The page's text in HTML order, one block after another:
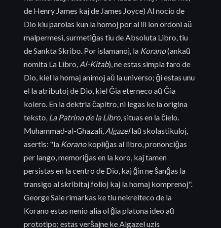
de Henry James kaj de James Joyce) Al nocio de
Dio kiu parolas kun la homoj por al ili ion ordoni aŭ
malpermesi, surmetiĝas tiu de Absoluta Libro, tiu
de Sankta Skribo. Por islamanoj, la Korano(ankaŭ
nomita La Libro, Al-Kitab), ne estas simpla faro de
Dio, kiel la homaj animoj aŭ la universo; ĝi estas unu
el la atributoj de Dio, kiel Ĝia eterneco aŭ Ĝia
kolero. En la dektria ĉapitro, ni legas ke la origina
teksto, La Patrino de la Libro, situas en la ĉielo.
Muhammad-al-Ghazali, Algazellaŭ skolastikuloj,
asertis: "la Koranokopiiĝas al libro, prononciĝas
per lango, memoriĝas en la koro, kaj tamen
persistas en la centro de Dio, kaj ĝin ne ŝanĝas la
transigo al skribitaj folioj kaj la homaj komprenoj".
George Sale rimarkas ke tiu nekreiteco de la
Korano estas nenio alia ol ĝia platona ideo aŭ
prototipo; estas verŝajne ke Algazel uzis